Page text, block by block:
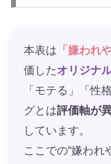
本表は 「嫌われ
価したオリジナ
「モテる」「性
グとは評価軸が
しています。
ここでの“嫌われ